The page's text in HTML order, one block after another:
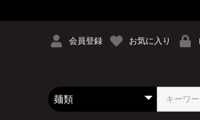
会員登録 お気に入り